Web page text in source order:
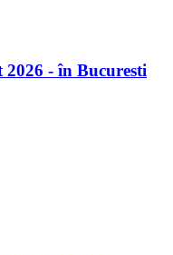
2026 - în Bucuresti